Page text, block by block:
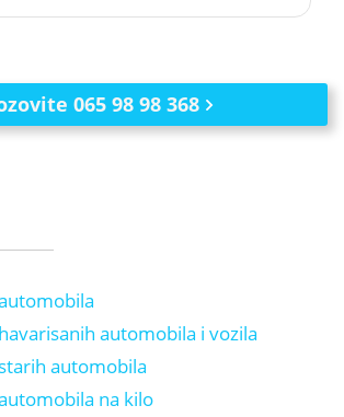
065 98 98 368
automobila i vozila
automobila
na kilo